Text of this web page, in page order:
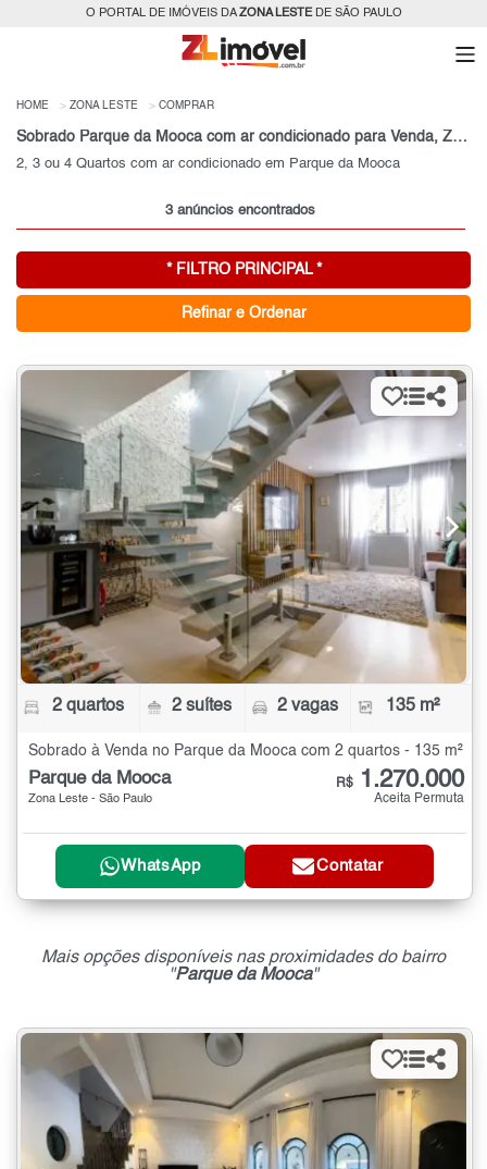
O PORTAL DE IMÓVEIS DAZONA LESTEDE SÃO PAULO
HOME ZONA LESTE COMPRAR
Sobrado Parque da Mooca com ar condicionado para Venda, Zona Leste, SP
2, 3 ou 4 Quartos com ar condicionado em Parque da Mooca
3 anúncios encontrados
* FILTRO PRINCIPAL *
Refinar e Ordenar
2 quartos 2 suítes 2 vagas 135 m²
Sobrado à Venda no Parque da Mooca com 2 quartos - 135 m²
Parque da Mooca
Zona Leste - São Paulo
R$ 1.270.000
Aceita Permuta
WhatsApp Contatar
Mais opções disponíveis nas proximidades do bairro
"Parque da Mooca"